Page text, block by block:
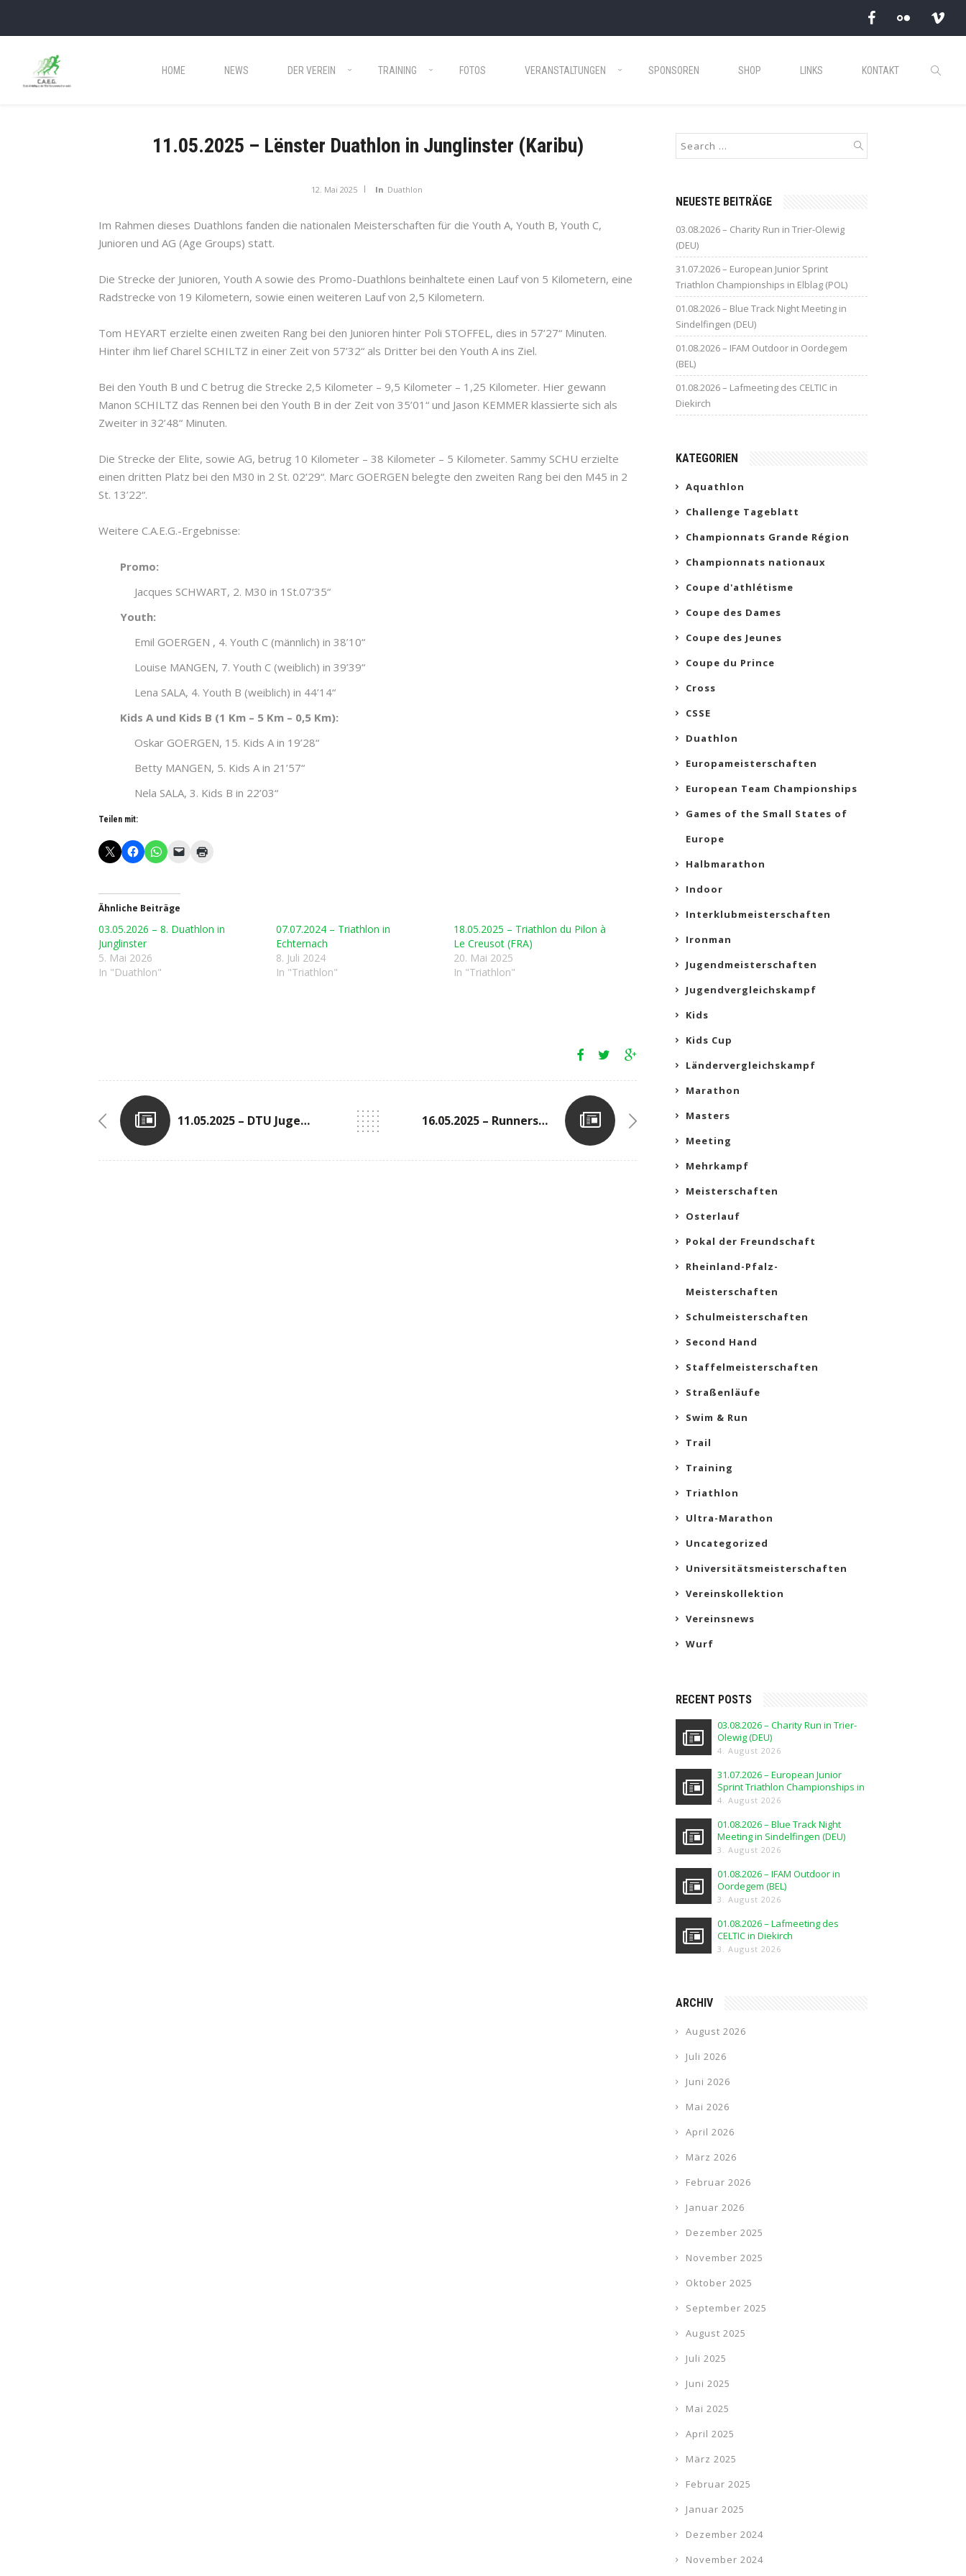
HOME NEWS DER VEREIN TRAINING FOTOS VERANSTALTUNGEN SPONSOREN SHOP LINKS KONTAKT
11.05.2025 – Lënster Duathlon in Junglinster (Karibu)
12. Mai 2025 In Duathlon
Im Rahmen dieses Duathlons fanden die nationalen Meisterschaften für die Youth A, Youth B, Youth C,
Junioren und AG (Age Groups) statt.
Die Strecke der Junioren, Youth A sowie des Promo-Duathlons beinhaltete einen Lauf von 5 Kilometern, eine
Radstrecke von 19 Kilometern, sowie einen weiteren Lauf von 2,5 Kilometern.
Tom HEYART erzielte einen zweiten Rang bei den Junioren hinter Poli STOFFEL, dies in 57’27“ Minuten.
Hinter ihm lief Charel SCHILTZ in einer Zeit von 57’32“ als Dritter bei den Youth A ins Ziel.
Bei den Youth B und C betrug die Strecke 2,5 Kilometer – 9,5 Kilometer – 1,25 Kilometer. Hier gewann
Manon SCHILTZ das Rennen bei den Youth B in der Zeit von 35’01“ und Jason KEMMER klassierte sich als
Zweiter in 32’48“ Minuten.
Die Strecke der Elite, sowie AG, betrug 10 Kilometer – 38 Kilometer – 5 Kilometer. Sammy SCHU erzielte
einen dritten Platz bei den M30 in 2 St. 02’29“. Marc GOERGEN belegte den zweiten Rang bei den M45 in 2
St. 13’22“.
Weitere C.A.E.G.-Ergebnisse:
Promo:
Jacques SCHWART, 2. M30 in 1St.07’35“
Youth:
Emil GOERGEN , 4. Youth C (männlich) in 38’10“
Louise MANGEN, 7. Youth C (weiblich) in 39’39“
Lena SALA, 4. Youth B (weiblich) in 44’14“
Kids A und Kids B (1 Km – 5 Km – 0,5 Km):
Oskar GOERGEN, 15. Kids A in 19’28“
Betty MANGEN, 5. Kids A in 21’57“
Nela SALA, 3. Kids B in 22’03“
Teilen mit:
Ähnliche Beiträge
03.05.2026 – 8. Duathlon in
Junglinster
5. Mai 2026
In "Duathlon"
07.07.2024 – Triathlon in
Echternach
8. Juli 2024
In "Triathlon"
18.05.2025 – Triathlon du Pilon à
Le Creusot (FRA)
20. Mai 2025
In "Triathlon"
11.05.2025 – DTU Jugend Cup 2025 Triathlon In Forst (DEU) 16.05.2025 – Runnersworld Utrecht Track Meeting 2 (NED)
NEUESTE BEITRÄGE
03.08.2026 – Charity Run in Trier-Olewig
(DEU)
31.07.2026 – European Junior Sprint
Triathlon Championships in Elblag (POL)
01.08.2026 – Blue Track Night Meeting in
Sindelfingen (DEU)
01.08.2026 – IFAM Outdoor in Oordegem
(BEL)
01.08.2026 – Lafmeeting des CELTIC in
Diekirch
KATEGORIEN
Aquathlon
Challenge Tageblatt
Championnats Grande Région
Championnats nationaux
Coupe d'athlétisme
Coupe des Dames
Coupe des Jeunes
Coupe du Prince
Cross
CSSE
Duathlon
Europameisterschaften
European Team Championships
Games of the Small States of
Europe
Halbmarathon
Indoor
Interklubmeisterschaften
Ironman
Jugendmeisterschaften
Jugendvergleichskampf
Kids
Kids Cup
Ländervergleichskampf
Marathon
Masters
Meeting
Mehrkampf
Meisterschaften
Osterlauf
Pokal der Freundschaft
Rheinland-Pfalz-
Meisterschaften
Schulmeisterschaften
Second Hand
Staffelmeisterschaften
Straßenläufe
Swim & Run
Trail
Training
Triathlon
Ultra-Marathon
Uncategorized
Universitätsmeisterschaften
Vereinskollektion
Vereinsnews
Wurf
RECENT POSTS
03.08.2026 – Charity Run in Trier-
Olewig (DEU)
4. August 2026
31.07.2026 – European Junior
Sprint Triathlon Championships in
Elblag (POL)
4. August 2026
01.08.2026 – Blue Track Night
Meeting in Sindelfingen (DEU)
3. August 2026
01.08.2026 – IFAM Outdoor in
Oordegem (BEL)
3. August 2026
01.08.2026 – Lafmeeting des
CELTIC in Diekirch
3. August 2026
ARCHIV
August 2026
Juli 2026
Juni 2026
Mai 2026
April 2026
März 2026
Februar 2026
Januar 2026
Dezember 2025
November 2025
Oktober 2025
September 2025
August 2025
Juli 2025
Juni 2025
Mai 2025
April 2025
März 2025
Februar 2025
Januar 2025
Dezember 2024
November 2024